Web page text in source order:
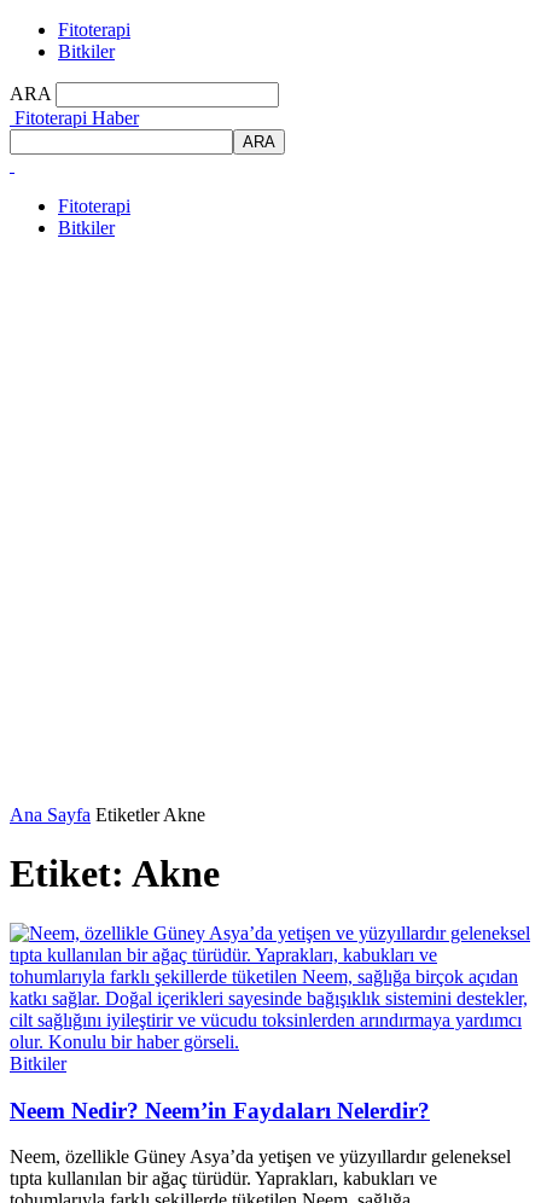
Fitoterapi
Bitkiler
ARA
Fitoterapi Haber
Fitoterapi
Bitkiler
Ana Sayfa Etiketler Akne
Etiket: Akne
Bitkiler
Neem Nedir? Neem’in Faydaları Nelerdir?
Neem, özellikle Güney Asya’da yetişen ve yüzyıllardır geleneksel
tıpta kullanılan bir ağaç türüdür. Yaprakları, kabukları ve